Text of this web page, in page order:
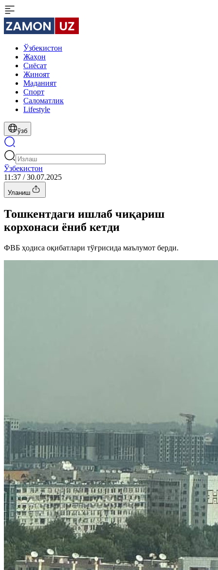
Ўзбекистон
Жаҳон
Сиёсат
Жиноят
Маданият
Спорт
Cаломатлик
Lifestyle
ўзб
Ўзбекистон
11:37 / 30.07.2025
Уланиш
Тошкентдаги ишлаб чиқариш
корхонаси ёниб кетди
ФВБ ҳодиса оқибатлари тўғрисида маълумот берди.